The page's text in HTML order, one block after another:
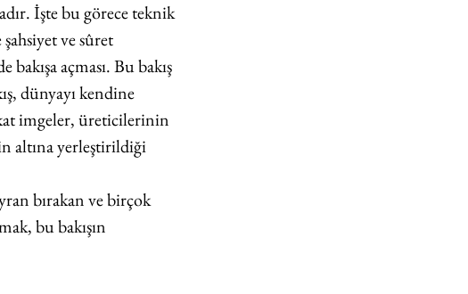
İşte bu görece teknik
ve sûret
açması. Bu bakış
dünyayı kendine
imgeler, üreticilerinin
altına yerleştirildiği
bırakan ve birçok
bu bakışın